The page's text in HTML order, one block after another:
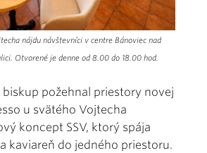
nájdu návštevníci v centre Bánoviec nad
Otvorené je denne od 8.00 do 18.00 hod.
biskup požehnal priestory novej
u svätého Vojtecha
koncept SSV, ktorý spája
kaviareň do jedného priestoru.